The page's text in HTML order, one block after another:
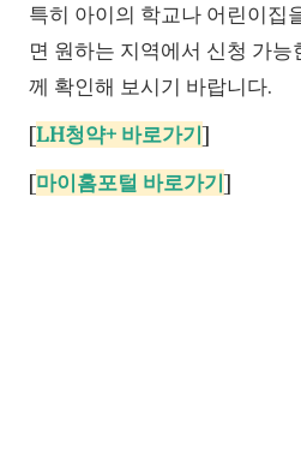
특히 아이의 학교나 어린이집
면 원하는 지역에서 신청 가
께 확인해 보시기 바랍니다.
[LH청약+ 바로가기]
[마이홈포털 바로가기]